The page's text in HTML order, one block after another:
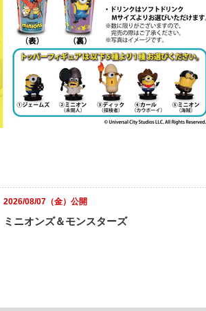
2026/08/07（金）公開
ミニオンズ＆モンスターズ